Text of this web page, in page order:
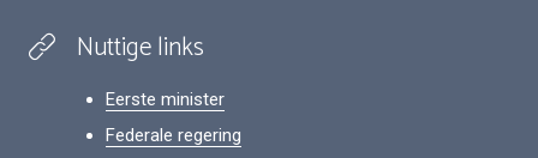
Nuttige links
Eerste minister
Federale regering